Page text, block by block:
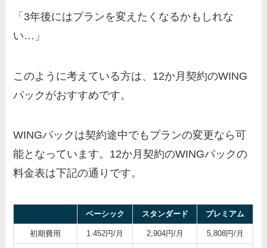
「3年後にはプランを変えたくなるかもしれな
い…」
このように考えている方は、12か月契約のWING
パックがおすすめです。
WINGパックは契約途中でもプランの変更なら可
能となっています。12か月契約のWINGパックの
料金表は下記の通りです。
ベーシック スタンダード プレミアム
初期費用 1.452円/月 2,904円/月 5,808円/月